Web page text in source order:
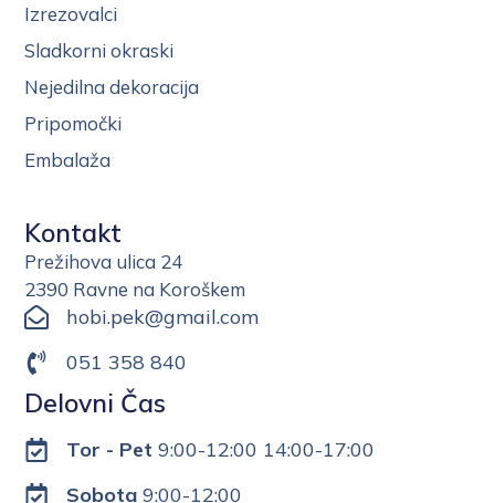
Izrezovalci
Sladkorni okraski
Nejedilna dekoracija
Pripomočki
Embalaža
Kontakt
Prežihova ulica 24
2390 Ravne na Koroškem
hobi.pek@gmail.com
051 358 840
Delovni Čas
Tor - Pet 9:00-12:00 14:00-17:00
Sobota9:00-12:00